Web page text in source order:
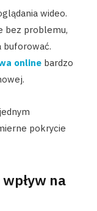
wideo.
bez problemu,
buforować.
online bardzo
pokrycie
na